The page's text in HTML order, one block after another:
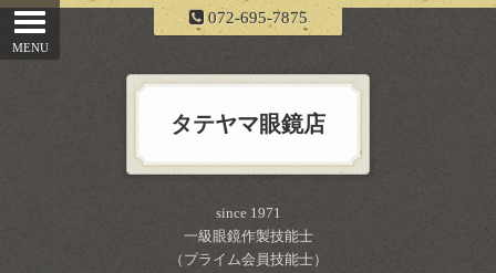
072-695-7875
タテヤマ眼鏡店
since 1971
一級眼鏡作製技能士
（プライム会員技能士）